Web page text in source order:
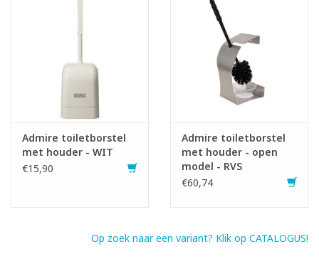
Admire toiletborstel
met houder - WIT
€15,90
Admire toiletborstel
met houder - open
model - RVS
€60,74
Op zoek naar een variant? Klik op CATALOGUS!